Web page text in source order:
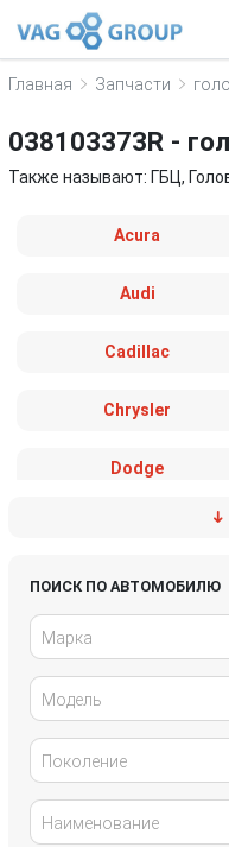
Главная Запчасти
038103373R -
Также называют: ГБЦ,
Acura
Audi
Cadillac
Chrysler
Dodge
Honda
Kia
Land Rover
ПОИСК ПО АВТОМОБИЛЮ
Марка
Модель
Поколение
Наименование